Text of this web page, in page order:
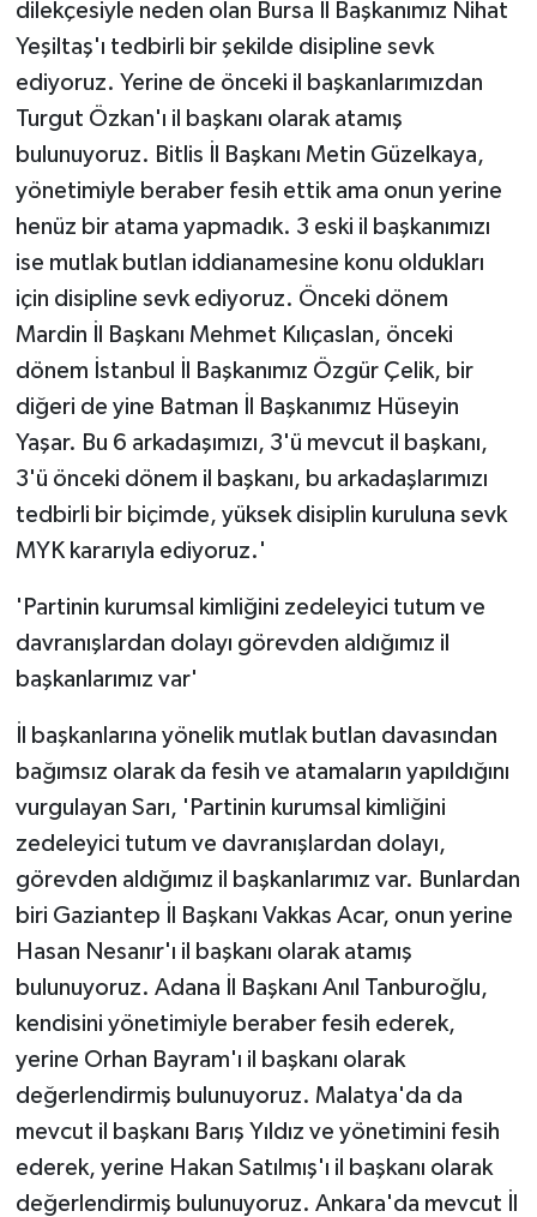
dilekçesiyle neden olan Bursa İl Başkanımız Nihat
Yeşiltaş'ı tedbirli bir şekilde disipline sevk
ediyoruz. Yerine de önceki il başkanlarımızdan
Turgut Özkan'ı il başkanı olarak atamış
bulunuyoruz. Bitlis İl Başkanı Metin Güzelkaya,
yönetimiyle beraber fesih ettik ama onun yerine
henüz bir atama yapmadık. 3 eski il başkanımızı
ise mutlak butlan iddianamesine konu oldukları
için disipline sevk ediyoruz. Önceki dönem
Mardin İl Başkanı Mehmet Kılıçaslan, önceki
dönem İstanbul İl Başkanımız Özgür Çelik, bir
diğeri de yine Batman İl Başkanımız Hüseyin
Yaşar. Bu 6 arkadaşımızı, 3'ü mevcut il başkanı,
3'ü önceki dönem il başkanı, bu arkadaşlarımızı
tedbirli bir biçimde, yüksek disiplin kuruluna sevk
MYK kararıyla ediyoruz.'
'Partinin kurumsal kimliğini zedeleyici tutum ve
davranışlardan dolayı görevden aldığımız il
başkanlarımız var'
İl başkanlarına yönelik mutlak butlan davasından
bağımsız olarak da fesih ve atamaların yapıldığını
vurgulayan Sarı, 'Partinin kurumsal kimliğini
zedeleyici tutum ve davranışlardan dolayı,
görevden aldığımız il başkanlarımız var. Bunlardan
biri Gaziantep İl Başkanı Vakkas Acar, onun yerine
Hasan Nesanır'ı il başkanı olarak atamış
bulunuyoruz. Adana İl Başkanı Anıl Tanburoğlu,
kendisini yönetimiyle beraber fesih ederek,
yerine Orhan Bayram'ı il başkanı olarak
değerlendirmiş bulunuyoruz. Malatya'da da
mevcut il başkanı Barış Yıldız ve yönetimini fesih
ederek, yerine Hakan Satılmış'ı il başkanı olarak
değerlendirmiş bulunuyoruz. Ankara'da mevcut İl